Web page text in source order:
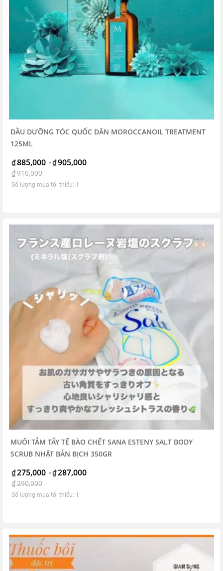
DẦU DƯỠNG TÓC QUỐC DÂN MOROCCANOIL TREATMENT
125ML
₫885,000 -₫905,000
₫910,000
Số lượng mua tối thiểu: 1
MUỐI TẮM TẨY TẾ BÀO CHẾT SANA ESTENY SALT BODY
SCRUB NHẬT BẢN BỊCH 350GR
₫275,000 -₫287,000
₫290,000
Số lượng mua tối thiểu: 1